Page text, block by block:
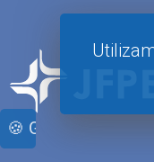
🍪 Gerenciar